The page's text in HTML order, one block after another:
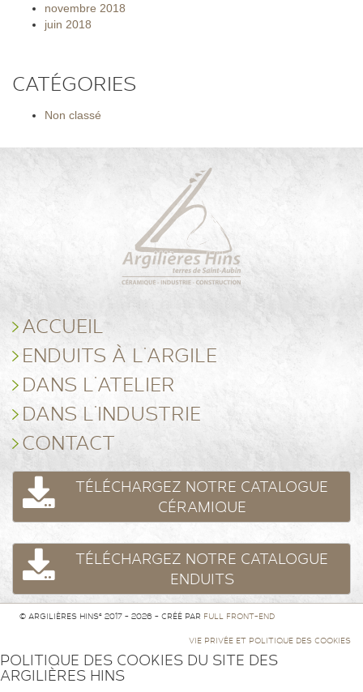
novembre 2018
juin 2018
CATÉGORIES
Non classé
ACCUEIL
ENDUITS À L’ARGILE
DANS L’ATELIER
DANS L’INDUSTRIE
CONTACT
TÉLÉCHARGEZ NOTRE CATALOGUE
CÉRAMIQUE
TÉLÉCHARGEZ NOTRE CATALOGUE
ENDUITS
© ARGILIÈRES HINS² 2017 - 2026 - CRÉÉ PAR FULL FRONT-END
VIE PRIVÉE ET POLITIQUE DES COOKIES
POLITIQUE DES COOKIES DU SITE DES
ARGILIÈRES HINS